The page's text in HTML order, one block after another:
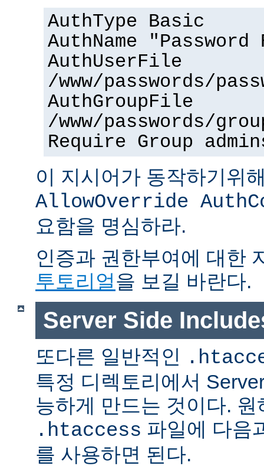
AuthType Basic
AuthName
AuthUserFile
/www/passwords/
AuthGroupFile
/www/passwords/
Require Group
이 지시어가 동작하기위
AllowOverride
요함을 명심하라.
인증과 권한부여에 대한
투토리얼을 보길 바란다.
Server Side
또다른 일반적인
특정 디렉토리에서
능하게 만드는 것이다.
.htaccess 파일에 다음
를 사용하면 된다.